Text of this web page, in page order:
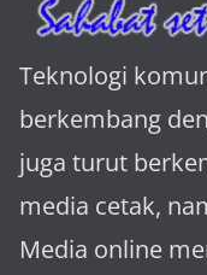
Teknologi
berkembang
juga turut
media cetak,
Media online